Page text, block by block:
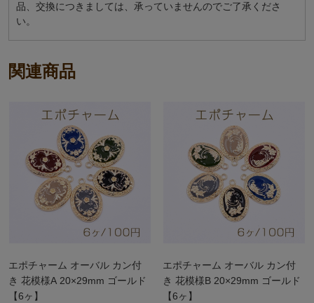
品、交換につきましては、承っていませんのでご了承くださ
い。
関連商品
エポチャーム オーバル カン付
き 花模様A 20×29mm ゴールド
【6ヶ】
エポチャーム オーバル カン付
き 花模様B 20×29mm ゴールド
【6ヶ】